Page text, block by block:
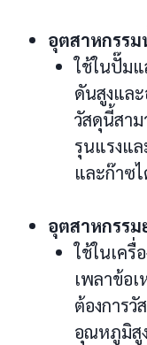
อุตสาหกรร
ใช้ในปั๊มแ
ดันสูงแล
วัสดุนี้สา
รุนแรงแ
และก๊าซ
อุตสาหกรร
ใช้ในเครื่
เพลาข้อ
ต้องการ
อุณหภูมิสูง